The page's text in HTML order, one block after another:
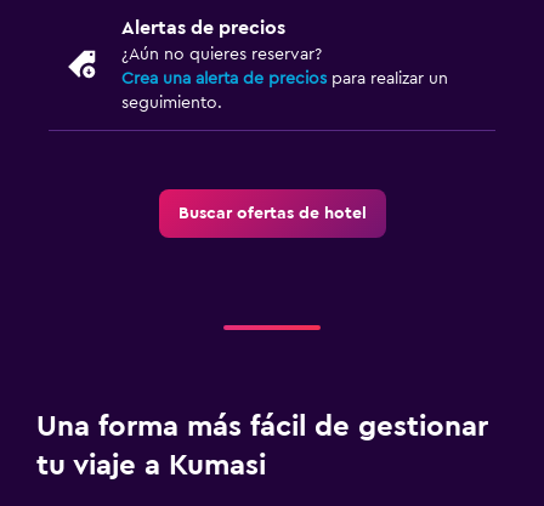
Alertas de precios
¿Aún no quieres reservar?
Crea una alerta de precios para realizar un
seguimiento.
Buscar ofertas de hotel
Una forma más fácil de gestionar
tu viaje a Kumasi